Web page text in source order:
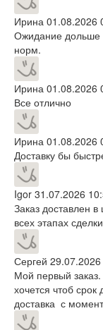
Ирина 01.08.2026
Ожидание дольше
норм.
Ирина 01.08.2026
Все отлично
Ирина 01.08.2026
Доставку бы
Igor 31.07.2026
Заказ доставлен
всех этапах сделки
Сергей
Мой первый
хочется чтоб
доставка с